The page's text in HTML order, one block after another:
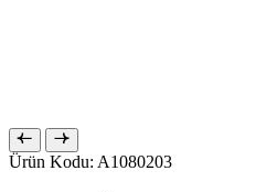
Ürün Kodu: A1080203